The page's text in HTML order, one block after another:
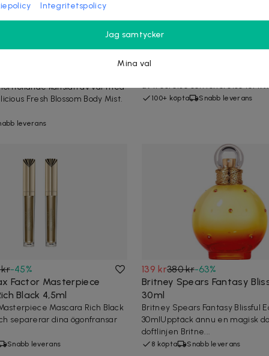
-43%
känslan av vår med
Fresh Blossom Body Mist.
leverans
319 kr550 kr-42%
Guess Seductive For Her
Guess Seductive For Her Edt är
av frestelse och förförelse för
100+ köpta Snabb leverans
-45%
Factor Masterpiece
Black 4,5ml
Mascara Rich Black
separerar dina ögonfransar
Snabb leverans
139 kr380 kr-63%
Britney Spears Fantasy
30ml
Britney Spears Fantasy Blissful
30mlUpptäck ännu en magisk
doftlinjen Britne...
8 köpta Snabb leverans
Integritetspolicy
Jag samtycker
Mina val